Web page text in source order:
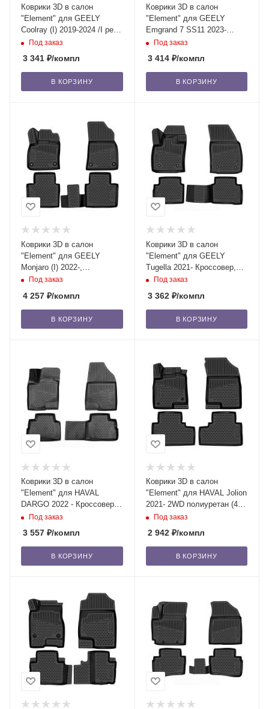
Коврики 3D в салон
"Element" для GEELY
Coolray (I) 2019-2024 /I рест.
2023- /Belgee X50 2023 (4
Под заказ
3 341 ₽/компл
В КОРЗИНУ
Коврики 3D в салон
"Element" для GEELY
Emgrand 7 SS11 2023-
седан, полиуретан (4 шт.)
Под заказ
3 414₽/компл
В КОРЗИНУ
Коврики 3D в салон
"Element" для GEELY
Monjaro (I) 2022-,
Внедорожник 5 дв. (4шт.)
Под заказ
4 257 ₽/компл
В КОРЗИНУ
Коврики 3D в салон
"Element" для GEELY
Tugella 2021- Кроссовер,
полиуретан (4 шт.)
Под заказ
3 362₽/компл
В КОРЗИНУ
Коврики 3D в салон
"Element" для HAVAL
DARGO 2022 - Кроссовер,
полиуретан ( 4 шт.)
Под заказ
3 557 ₽/компл
В КОРЗИНУ
Коврики 3D в салон
"Element" для HAVAL Jolion
2021- 2WD полиуретан (4
шт.)Под заказ
2 942₽/компл
В КОРЗИНУ